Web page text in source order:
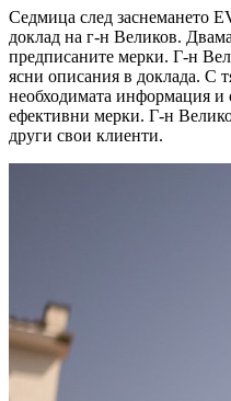
Седмица след заснемането
доклад на г-н Великов.
предписаните мерки. Г-н
ясни описания в доклада. С
необходимата информация и
ефективни мерки. Г-н
други свои клиенти.